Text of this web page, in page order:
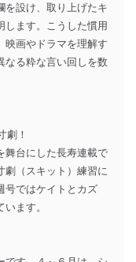
を設け、取り上げたキ
します。こうした慣用
映画やドラマを理解す
なる粋な言い回しを数
劇！
舞台にした長寿連載で
劇（スキット）練習に
号ではケイトとカズ
ます。